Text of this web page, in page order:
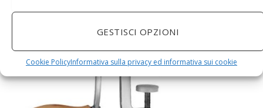
GESTISCI OPZIONI
Cookie PolicyInformativa sulla privacy ed informativa sui cookie